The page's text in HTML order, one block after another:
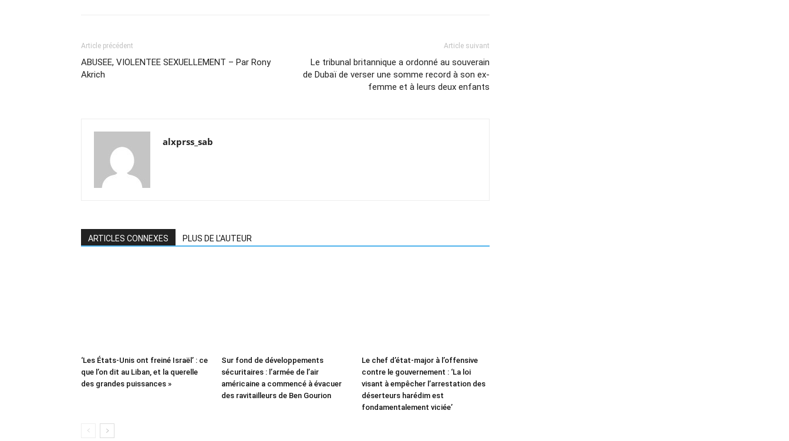
Article précédent
ABUSEE, VIOLENTEE SEXUELLEMENT – Par Rony
Akrich
Article suivant
Le tribunal britannique a ordonné au souverain
de Dubaï de verser une somme record à son ex-
femme et à leurs deux enfants
alxprss_sab
ARTICLES CONNEXES PLUS DE L'AUTEUR
‘Les États-Unis ont freiné Israël’ : ce
que l’on dit au Liban, et la querelle
des grandes puissances »
Sur fond de développements
sécuritaires : l’armée de l’air
américaine a commencé à évacuer
des ravitailleurs de Ben Gourion
Le chef d’état-major à l’offensive
contre le gouvernement : ‘La loi
visant à empêcher l’arrestation des
déserteurs harédim est
fondamentalement viciée’